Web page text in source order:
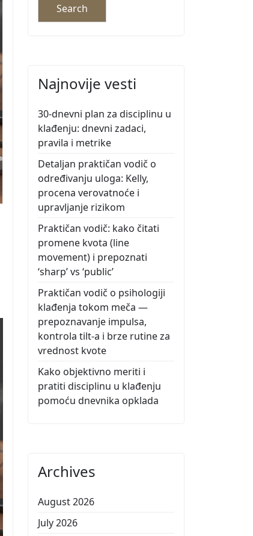
Najnovije vesti
30-dnevni plan za disciplinu u
klađenju: dnevni zadaci,
pravila i metrike
Detaljan praktičan vodič o
određivanju uloga: Kelly,
procena verovatnoće i
upravljanje rizikom
Praktičan vodič: kako čitati
promene kvota (line
movement) i prepoznati
‘sharp’ vs ‘public’
Praktičan vodič o psihologiji
klađenja tokom meča —
prepoznavanje impulsa,
kontrola tilt-a i brze rutine za
vrednost kvote
Kako objektivno meriti i
pratiti disciplinu u klađenju
pomoću dnevnika opklada
Archives
August 2026
July 2026